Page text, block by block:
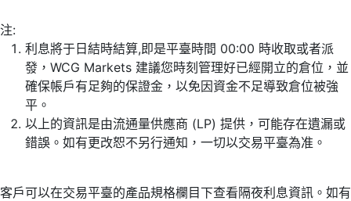
注:
利息將于日結時結算,即是平臺時間 00:00 時收取或者派
發，WCG Markets 建議您時刻管理好已經開立的倉位，並
確保帳戶有足夠的保證金，以免因資金不足導致倉位被強
平。
以上的資訊是由流通量供應商 (LP) 提供，可能存在遺漏或
錯誤。如有更改恕不另行通知，一切以交易平臺為准。
客戶可以在交易平臺的產品規格欄目下查看隔夜利息資訊。如有